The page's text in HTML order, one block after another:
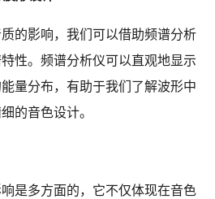
的影响，我们可以借助频谱分析
性。频谱分析仪可以直观地显示
量分布，有助于我们了解波形中
的音色设计。
是多方面的，它不仅体现在音色